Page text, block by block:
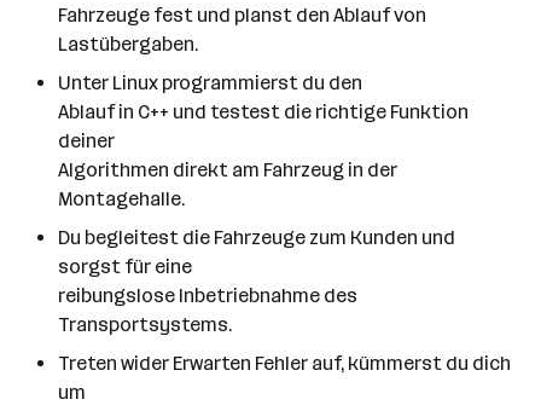
Fahrzeuge fest und planst den Ablauf von
Lastübergaben.
Unter Linux programmierst du den
Ablauf in C++ und testest die richtige Funktion
deiner
Algorithmen direkt am Fahrzeug in der
Montagehalle.
Du begleitest die Fahrzeuge zum Kunden und
sorgst für eine
reibungslose Inbetriebnahme des
Transportsystems.
Treten wider Erwarten Fehler auf, kümmerst du dich
um